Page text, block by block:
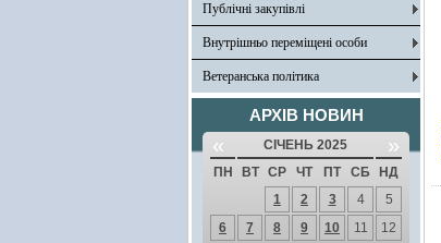
Публічні закупівлі
Внутрішньо переміщені особи
Ветеранська політика
АРХІВ НОВИН
« СІЧЕНЬ 2025 »
ПН ВТ СР ЧТ ПТ СБ
НД
1
2 3 4
5
6
7 8 9 10 11
12